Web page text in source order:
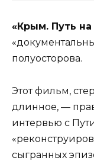
«Крым. Путь
полуосторова.
Этот фильм,
длинное, —
интервью с
сыгранных